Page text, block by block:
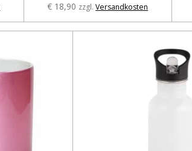
€ 18,90 zzgl.Versandkosten